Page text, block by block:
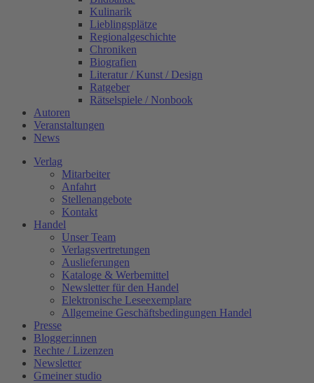
Kulinarik
Lieblingsplätze
Regionalgeschichte
Chroniken
Biografien
Literatur / Kunst / Design
Ratgeber
Rätselspiele / Nonbook
Autoren
Veranstaltungen
News
Verlag
Mitarbeiter
Anfahrt
Stellenangebote
Kontakt
Handel
Unser Team
Verlagsvertretungen
Auslieferungen
Kataloge & Werbemittel
Newsletter für den Handel
Elektronische Leseexemplare
Allgemeine Geschäftsbedingungen Handel
Presse
Blogger:innen
Rechte / Lizenzen
Newsletter
Gmeiner studio